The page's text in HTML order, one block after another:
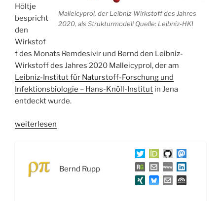
Malleicyprol, der Leibniz-Wirkstoff des Jahres
2020, als Strukturmodell Quelle: Leibniz-HKI
Höltje
bespricht
den
Wirkstof
f des Monats Remdesivir und Bernd den Leibniz-
Wirkstoff des Jahres 2020 Malleicyprol, der am
Leibniz-Institut für Naturstoff-Forschung und
Infektionsbiologie – Hans-Knöll-Institut in Jena
entdeckt wurde.
„WSR038
Sommerpause
weiterlesen
Bernd Rupp